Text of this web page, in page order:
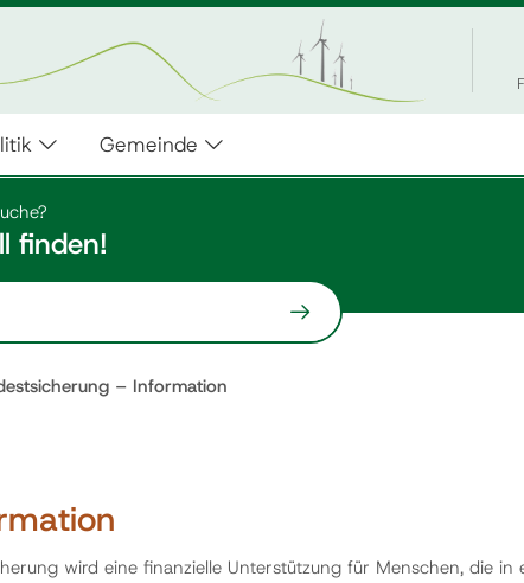
Gemeinde
finden!
– Information
wird eine finanzielle Unterstützung für Menschen, die in